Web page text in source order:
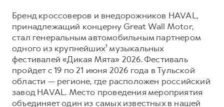
F7
от 2 899 000 ₽
F7X
от 3 599 000 ₽
POER
от 3 449 000 ₽
Кредит
КОРПОРАТИВНЫМ КЛИЕНТАМ
Для малого бизнеса
Корпоративным клиентам
Крупным корпоративным клиентам
GWM Безопасность
Гарантия HAVAL
Мобильное приложение GWM
Программа «HAVAL Защита+»
Руководства по эксплуатации
Бренд кроссоверов и внедорожников HAVAL,
принадлежащий концерну Great Wall Motor,
стал генеральным автомобильным партнером
одного из крупнейших¹ музыкальных
фестивалей «Дикая Мята» 2026. Фестиваль
пройдет с 19 по 21 июня 2026 года в Тульской
области — регионе, где расположен российский
завод HAVAL. Место проведения мероприятия
объединяет один из самых известных в нашей